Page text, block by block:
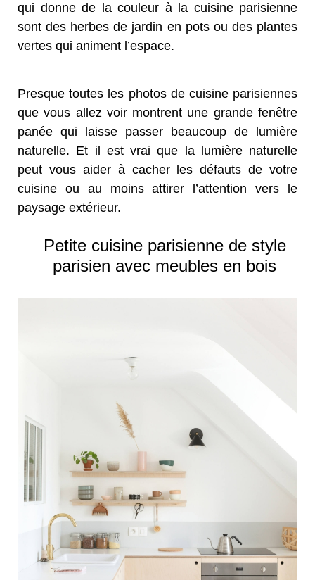
qui donne de la couleur à la cuisine parisienne
sont des herbes de jardin en pots ou des plantes
vertes qui animent l’espace.
Presque toutes les photos de cuisine parisiennes
que vous allez voir montrent une grande fenêtre
panée qui laisse passer beaucoup de lumière
naturelle. Et il est vrai que la lumière naturelle
peut vous aider à cacher les défauts de votre
cuisine ou au moins attirer l’attention vers le
paysage extérieur.
Petite cuisine parisienne de style
parisien avec meubles en bois